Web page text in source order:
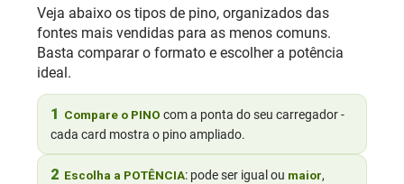
Veja abaixo os tipos de pino, organizados das
fontes mais vendidas para as menos comuns.
Basta comparar o formato e escolher a potência
ideal.
1 Compare o PINO com a ponta do seu carregador -
cada card mostra o pino ampliado.
2 Escolha a POTÊNCIA: pode ser igual ou maior,